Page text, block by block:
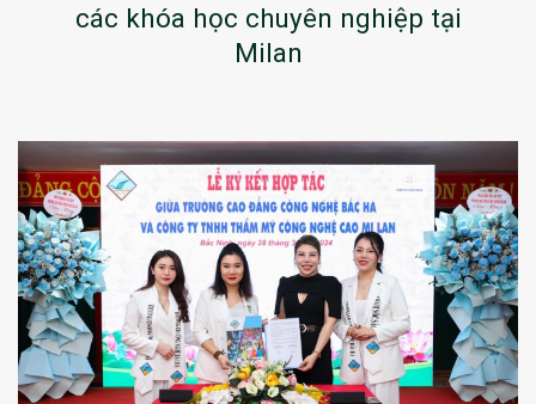
các khóa học chuyên nghiệp tại
Milan